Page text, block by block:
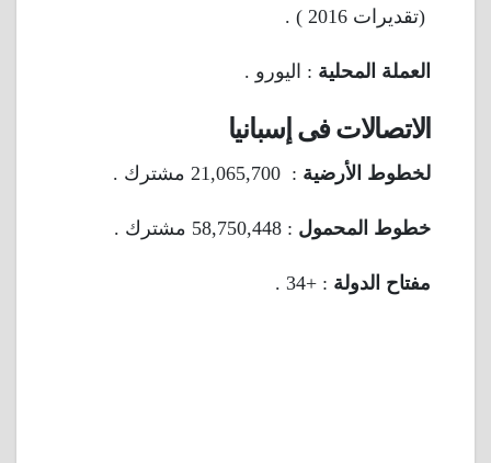
(تقديرات 2016 ) .
العملة المحلية : اليورو .
الاتصالات فى إسبانيا
لخطوط الأرضية : 21,065,700 مشترك .
خطوط المحمول : 58,750,448 مشترك .
مفتاح الدولة : +34 .